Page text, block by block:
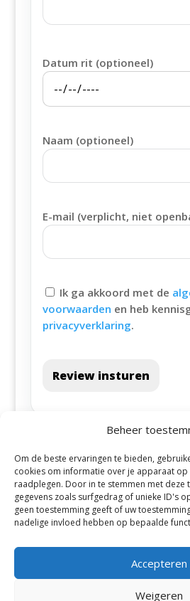
Beheer
Om de beste ervaringen te bieden,
cookies om informatie over je apparaat op
raadplegen. Door in te stemmen met deze
gegevens zoals surfgedrag of unieke ID's
geen toestemming geeft of uw
nadelige invloed hebben op bepaalde
Accepteren
Weigeren
Datum rit (optioneel)
Naam (optioneel)
E-mail (verplicht, niet
Ik ga akkoord met de
voorwaarden en heb
privacyverklaring.
Review insturen
Alle steden